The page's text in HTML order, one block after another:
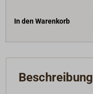
In den Warenkorb
Beschreibung